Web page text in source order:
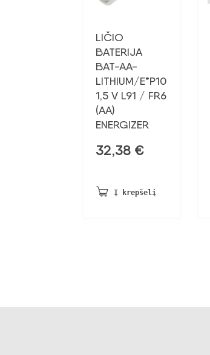
LIČIO
BATERIJA
BAT-AA-
LITHIUM/E*P10
1,5 V L91 / FR6
(AA)
ENERGIZER
32,38 €
Į krepšelį